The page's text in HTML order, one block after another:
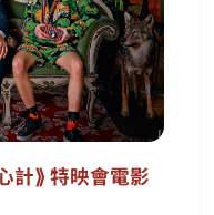
計⟫ 特映會電影